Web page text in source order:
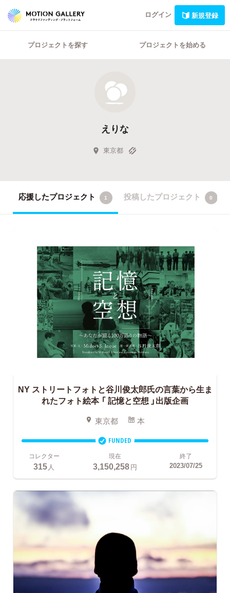
ログイン 新規登録
プロジェクトを探す プロジェクトを始める
えりな
東京都
応援したプロジェクト 1 投稿したプロジェクト 0
NY ストリートフォトと谷川俊太郎氏の言葉から生ま
れたフォト絵本「 記憶と空想 」出版企画
東京都 本
FUNDED
コレクター
315 人
現在
3,150,258円
終了
2023/07/25